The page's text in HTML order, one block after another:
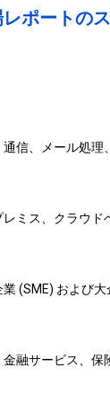
ポートの
通信、メール処理
レミス、クラウド
業 (SME) および大
金融サービス、保